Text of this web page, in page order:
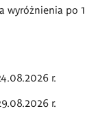
wyróżnienia po 1
r.
r.